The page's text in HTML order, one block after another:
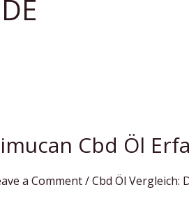
Cbd Öl
a Comment/Cbd Öl Vergleich: